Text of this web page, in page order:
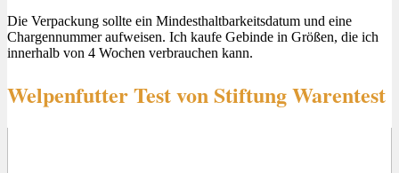
Die Verpackung sollte ein Mindesthaltbarkeitsdatum und eine
Chargennummer aufweisen. Ich kaufe Gebinde in Größen, die ich
innerhalb von 4 Wochen verbrauchen kann.
Welpenfutter Test von Stiftung Warentest